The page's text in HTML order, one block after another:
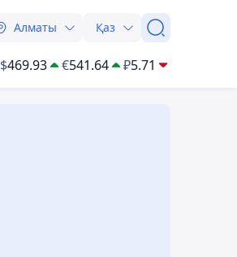
Алматы Қаз
$469.93 €541.64 ₽5.71